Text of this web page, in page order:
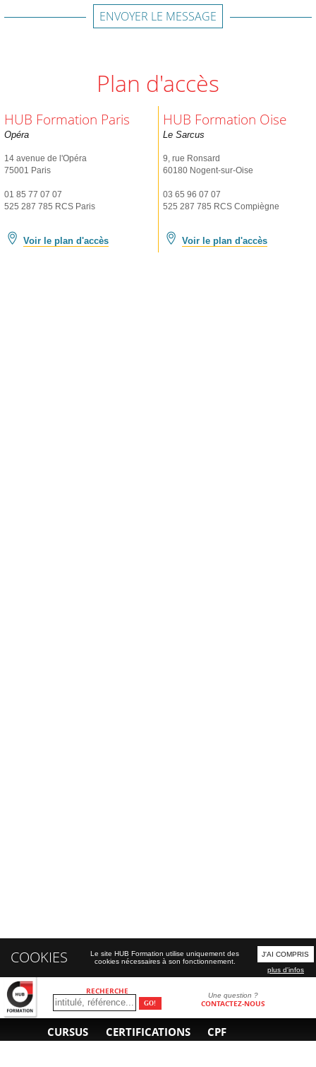
RECHERCHE Une question ?
CONTACTEZ-NOUS
CURSUS CERTIFICATIONS CPF
ENVOYER LE MESSAGE
Plan d'accès
HUB Formation Paris
Opéra
14 avenue de l'Opéra
75001 Paris
01 85 77 07 07
525 287 785 RCS Paris
Voir le plan d'accès
HUB Formation Oise
Le Sarcus
9, rue Ronsard
60180 Nogent-sur-Oise
03 65 96 07 07
525 287 785 RCS Compiègne
Voir le plan d'accès
COOKIES
Le site HUB Formation utilise uniquement des
cookies nécessaires à son fonctionnement.
J'AI COMPRIS
plus d'infos